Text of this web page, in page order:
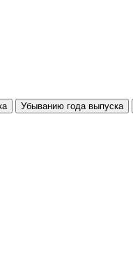
Убыванию года выпуска